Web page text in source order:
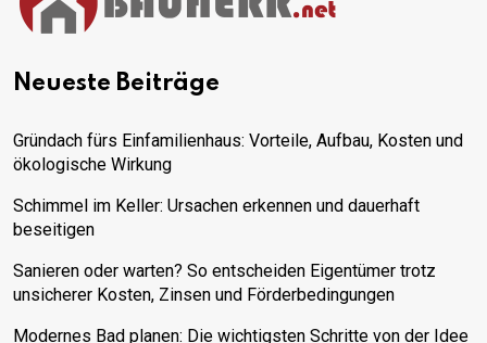
Neueste Beiträge
Gründach fürs Einfamilienhaus: Vorteile, Aufbau, Kosten und
ökologische Wirkung
Schimmel im Keller: Ursachen erkennen und dauerhaft
beseitigen
Sanieren oder warten? So entscheiden Eigentümer trotz
unsicherer Kosten, Zinsen und Förderbedingungen
Modernes Bad planen: Die wichtigsten Schritte von der Idee